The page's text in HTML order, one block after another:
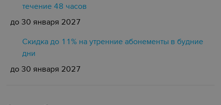
течение 48 часов
до 30 января 2027
Скидка до 11% на утренние абонементы в будние
дни
до 30 января 2027